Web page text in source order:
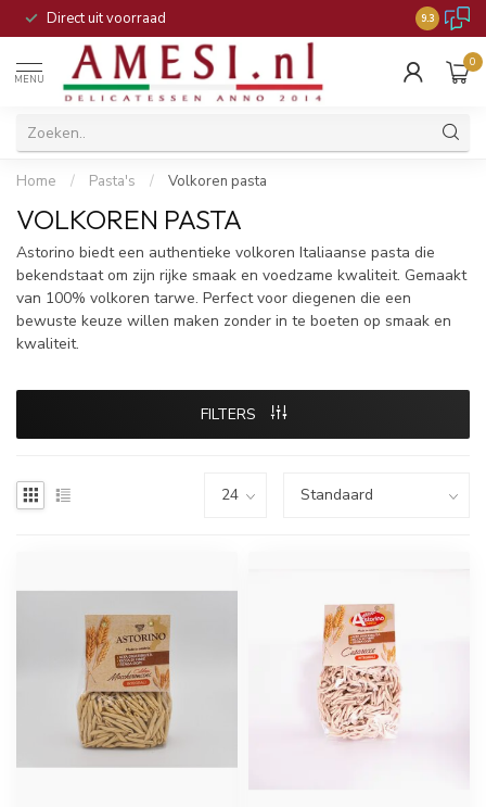
Direct uit voorraad 9.3
MENU
0
Home / Pasta's / Volkoren pasta
VOLKOREN PASTA
Astorino biedt een authentieke volkoren Italiaanse pasta die
bekendstaat om zijn rijke smaak en voedzame kwaliteit. Gemaakt
van 100% volkoren tarwe. Perfect voor diegenen die een
bewuste keuze willen maken zonder in te boeten op smaak en
kwaliteit.
FILTERS